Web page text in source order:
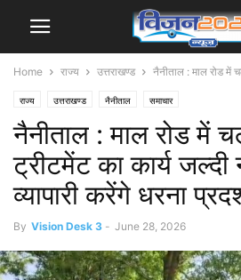
Home राज्य उत्तराखण्ड नैनीताल : माल रोड में
राज्य उत्तराखण्ड नैनीताल समाचार
नैनीताल : माल रोड में
ट्रीटमेंट का कार्य
व्यापारी करेंगे धरना
By Vision Desk 3 - June 28, 2026